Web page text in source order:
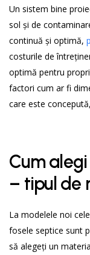
Un sistem bine
sol și de
continuă și optimă,
costurile de
optimă pentru
factori cum ar fi
care este
Cum
– tipul de
La modelele noi
fosele septice sunt
să alegeți un